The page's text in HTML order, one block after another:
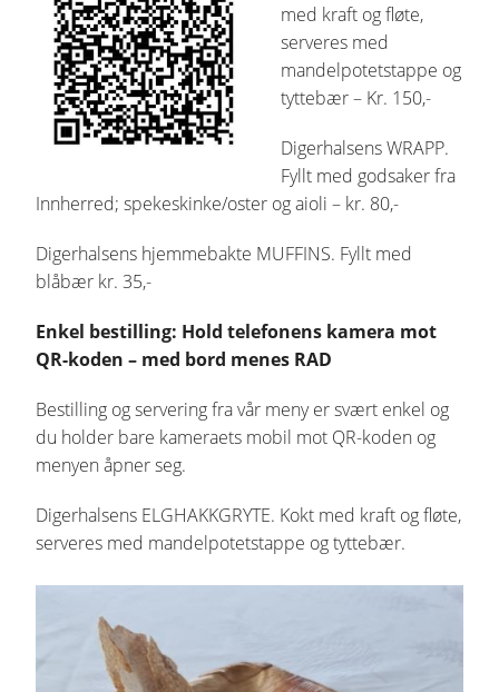
med kraft og fløte,
serveres med
mandelpotetstappe og
tyttebær – Kr. 150,-
Digerhalsens WRAPP.
Fyllt med godsaker fra
Innherred; spekeskinke/oster og aioli – kr. 80,-
Digerhalsens hjemmebakte MUFFINS. Fyllt med
blåbær kr. 35,-
Enkel bestilling: Hold telefonens kamera mot
QR-koden – med bord menes RAD
Bestilling og servering fra vår meny er svært enkel og
du holder bare kameraets mobil mot QR-koden og
menyen åpner seg.
Digerhalsens ELGHAKKGRYTE. Kokt med kraft og fløte,
serveres med mandelpotetstappe og tyttebær.